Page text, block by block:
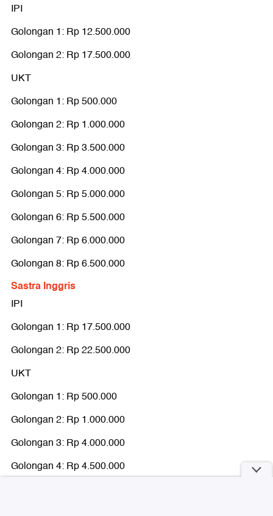
Golongan 1: Rp 200.000.000
Golongan 2: Rp 250.000.000
UKT
Golongan 1: Rp 500.000
Golongan 2: Rp 1.000.000
Golongan 3: Rp 5.000.000
Golongan 4: Rp 10.000.000
Golongan 5: Rp 14.000.000
Golongan 6: Rp 18.000.000
Golongan 7: Rp 20.000.000
Golongan 8: Rp 22.000.000
Keperawatan
IPI
Golongan 1: Rp 30.000.000
Golongan 2: Rp 45.000.000
UKT
Golongan 1: Rp 500.000
Golongan 2: Rp 1.000.000
Golongan 3: Rp 3.500.000
Golongan 4: Rp 5.000.000
Golongan 5: Rp 6.000.000
IPI
Golongan 1: Rp 12.500.000
Golongan 2: Rp 17.500.000
UKT
Golongan 1: Rp 500.000
Golongan 2: Rp 1.000.000
Golongan 3: Rp 3.500.000
Golongan 4: Rp 4.000.000
Golongan 5: Rp 5.000.000
Golongan 6: Rp 5.500.000
Golongan 7: Rp 6.000.000
Golongan 8: Rp 6.500.000
Sastra Inggris
IPI
Golongan 1: Rp 17.500.000
Golongan 2: Rp 22.500.000
UKT
Golongan 1: Rp 500.000
Golongan 2: Rp 1.000.000
Golongan 3: Rp 4.000.000
Golongan 4: Rp 4.500.000